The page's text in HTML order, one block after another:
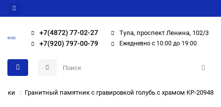
+7(4872) 77-02-27
+7(920) 797-00-79
Тула, проспект Ленина, 102/3
Ежедневно с 10:00 до 19:00
Гранитный памятник с гравировкой голубь с храмом KP-20948